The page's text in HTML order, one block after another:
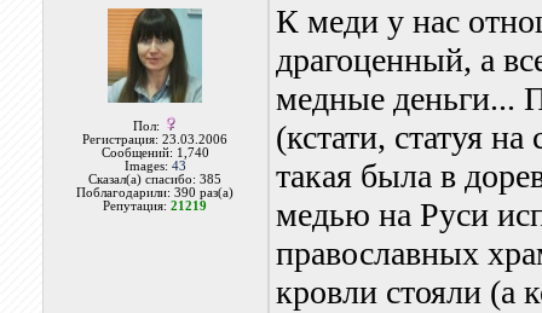
Пол:
Регистрация: 23.03.2006
Сообщений: 1,740
Images: 43
Сказал(а) спасибо: 385
Поблагодарили: 390 раз(а)
Репутация:21219
К меди у нас
драгоценный, а
медные деньги...
(кстати, статуя
такая была в
медью на Руси
православных
кровли стояли (а